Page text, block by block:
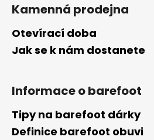
Kamenná prodejna
Otevírací doba
Jak se k nám dostanete
Informace o barefoot
Tipy na barefoot dárky
Definice barefoot obuvi